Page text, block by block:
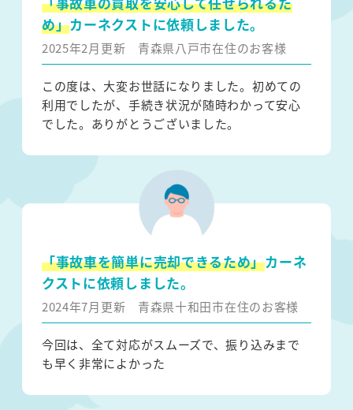
め」カーネクストに依頼しました。
2025年2月更新 青森県八戸市在住のお客様
この度は、大変お世話になりました。初めての
利用でしたが、手続き状況が随時わかって安心
でした。ありがとうございました。
「事故車を簡単に売却できるため」カーネ
クストに依頼しました。
2024年7月更新 青森県十和田市在住のお客様
今回は、全て対応がスムーズで、振り込みまで
も早く非常によかった